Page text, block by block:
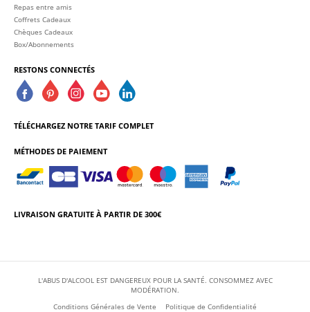
Repas entre amis
Coffrets Cadeaux
Chèques Cadeaux
Box/Abonnements
RESTONS CONNECTÉS
TÉLÉCHARGEZ NOTRE TARIF COMPLET
MÉTHODES DE PAIEMENT
LIVRAISON GRATUITE À PARTIR DE 300€
L'ABUS D'ALCOOL EST DANGEREUX POUR LA SANTÉ. CONSOMMEZ AVEC
MODÉRATION.
Conditions Générales de Vente
Politique de Confidentialité